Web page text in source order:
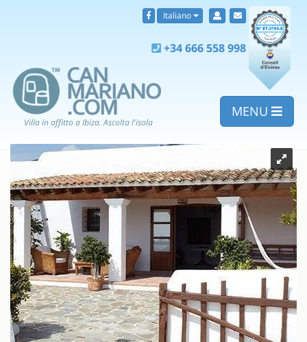
Villa in affitto a Ibiza. Ascolta l'isola
Italiano
+34 666 558 998
MENU